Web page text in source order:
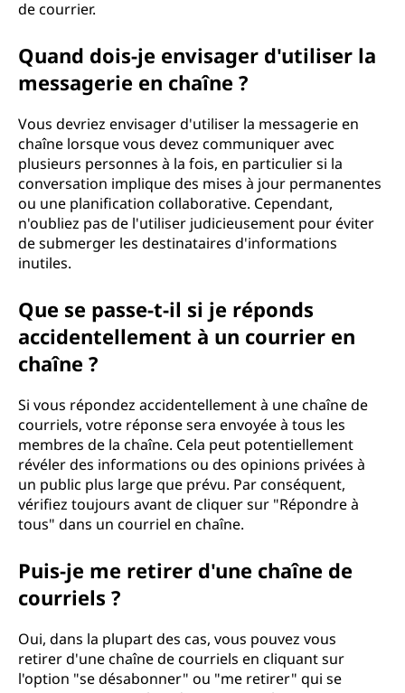
de courrier.
Quand dois-je envisager d'utiliser la
messagerie en chaîne ?
Vous devriez envisager d'utiliser la messagerie en
chaîne lorsque vous devez communiquer avec
plusieurs personnes à la fois, en particulier si la
conversation implique des mises à jour permanentes
ou une planification collaborative. Cependant,
n'oubliez pas de l'utiliser judicieusement pour éviter
de submerger les destinataires d'informations
inutiles.
Que se passe-t-il si je réponds
accidentellement à un courrier en
chaîne ?
Si vous répondez accidentellement à une chaîne de
courriels, votre réponse sera envoyée à tous les
membres de la chaîne. Cela peut potentiellement
révéler des informations ou des opinions privées à
un public plus large que prévu. Par conséquent,
vérifiez toujours avant de cliquer sur "Répondre à
tous" dans un courriel en chaîne.
Puis-je me retirer d'une chaîne de
courriels ?
Oui, dans la plupart des cas, vous pouvez vous
retirer d'une chaîne de courriels en cliquant sur
l'option "se désabonner" ou "me retirer" qui se